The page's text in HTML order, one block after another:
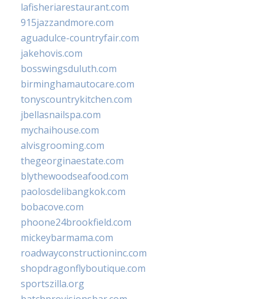
lafisheriarestaurant.com
915jazzandmore.com
aguadulce-countryfair.com
jakehovis.com
bosswingsduluth.com
birminghamautocare.com
tonyscountrykitchen.com
jbellasnailspa.com
mychaihouse.com
alvisgrooming.com
thegeorginaestate.com
blythewoodseafood.com
paolosdelibangkok.com
bobacove.com
phoone24brookfield.com
mickeybarmama.com
roadwayconstructioninc.com
shopdragonflyboutique.com
sportszilla.org